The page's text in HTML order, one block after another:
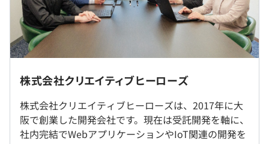
酒の酒蔵の情報や合う料理の情報を表示するアプリの開発
を行いました。
AWSサービス: AWS IoT, Lambda
言語: Python, Node.js
DB:DynamoDB
■ クラフトビールリアルタイム検索システム開発
ビヤ樽の残量や温度などをIoT機器で測定してサーバーに
- 基本的にはリモート勤務となります（※関西圏に在住の
方に限ります）
- 月1回程度出社日があります
- ご希望の場合はオフィスでの勤務も可能です
（※想定年収
- フレックスタイム制
- 所定労働時間：1日8時間
- コアタイム：10:00〜18:00
株式会社クリエイティブヒーローズ
株式会社クリエイティブヒーローズは、2017年に大
阪で創業した開発会社です。現在は受託開発を軸に、
社内完結でWebアプリケーションやIoT関連の開発を